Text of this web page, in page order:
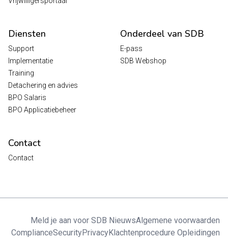
Diensten
Support
Implementatie
Training
Detachering en advies
BPO Salaris
BPO Applicatiebeheer
Onderdeel van SDB
E-pass
SDB Webshop
Contact
Contact
Meld je aan voor SDB NieuwsAlgemene voorwaarden
ComplianceSecurityPrivacyKlachtenprocedure Opleidingen